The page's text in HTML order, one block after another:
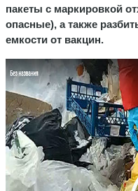
пакеты с маркировкой
опасные), а также
емкости от вакцин.